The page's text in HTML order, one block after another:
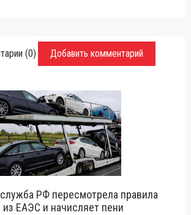
(0) Добавить комментарий
РФ пересмотрела правила
ЕАЭС и начисляет пени